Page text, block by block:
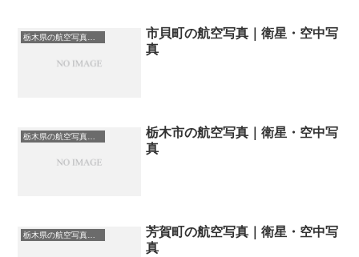
市貝町の航空写真｜衛星・空中写
真
栃木市の航空写真｜衛星・空中写
真
栃木県の航空写真・空中写真
芳賀町の航空写真｜衛星・空中写
真